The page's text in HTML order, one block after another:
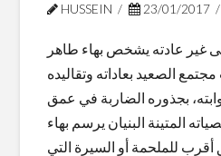
HUSSEIN 23/01/2017
غير عادته يشخص بهاء طاهر
الصعيد بعاداته وتقاليده
بجذوره الضاربة في عمق
المتينة البنيان يرسم بهاء
للملحمة أو السيرة التي